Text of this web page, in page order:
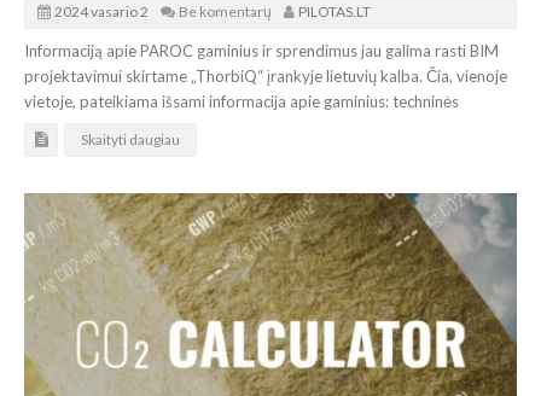
2024 vasario 2 Be komentarų PILOTAS.LT
Informaciją apie PAROC gaminius ir sprendimus jau galima rasti BIM
projektavimui skirtame „ThorbiQ“ įrankyje lietuvių kalba. Čia, vienoje
vietoje, pateikiama išsami informacija apie gaminius: techninės
Skaityti daugiau